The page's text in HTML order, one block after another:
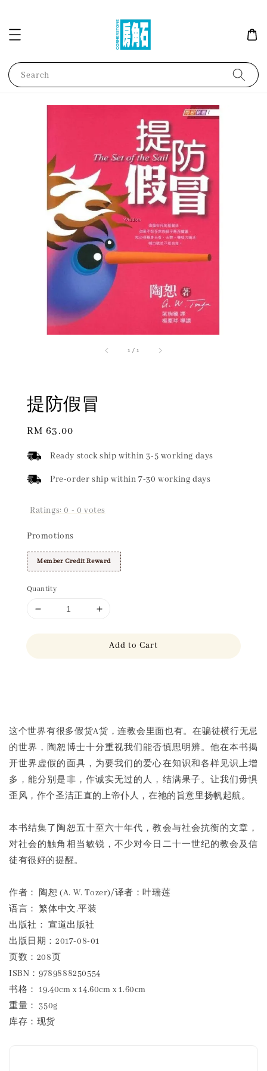
Search
1 /1
提防假冒
Regular
RM 63.00
Ready stock ship within 3-5 working days
Pre-order ship within 7-30 working days
Ratings:0 - 0 votes
Promotions
Member Credit Reward
Quantity
Add to Cart
这个世界有很多假货A货，连教会里面也有。在骗徒横行无忌
的世界，陶恕博士十分重视我们能否慎思明辨。他在本书揭
开世界虚假的面具，为要我们的爱心在知识和各样见识上增
多，能分别是非，作诚实无过的人，结满果子。让我们毋惧
歪风，作个圣洁正直的上帝仆人，在祂的旨意里扬帆起航。
本书结集了陶恕五十至六十年代，教会与社会抗衡的文章，
对社会的触角相当敏锐，不少对今日二十一世纪的教会及信
徒有很好的提醒。
作者： 陶恕 (A. W. Tozer)/译者：叶瑞莲
语言： 繁体中文.平装
出版社： 宣道出版社
出版日期：2017-08-01
页数：208页
ISBN：9789888250554
书格： 19.40cm x 14.60cm x 1.60cm
重量： 350g
库存：现货